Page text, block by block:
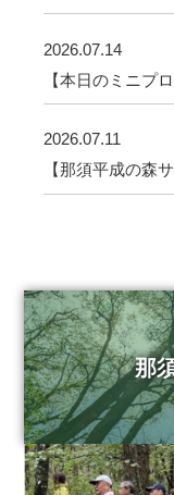
2026.07.14
【本日のミニプ
2026.07.11
【那須平成の森
那